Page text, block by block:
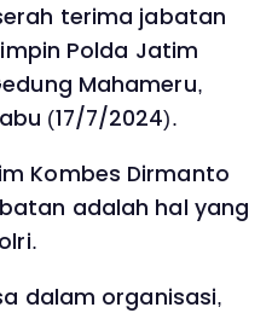
terima jabatan
Polda Jatim
Mahameru,
(17/7/2024).
Kombes Dirmanto
adalah hal yang
dalam organisasi,